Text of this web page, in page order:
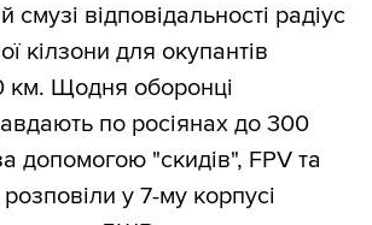
смузі відповідальності радіус
кілзони для окупантів
км. Щодня оборонці
по росіянах до 300
допомогою "скидів", FPV та
у 7-му корпусі